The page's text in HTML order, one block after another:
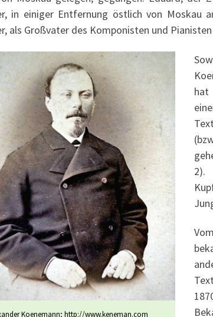
in einiger Entfernung östlich von Moskau
als Großvater des Komponisten und
Koenemann; http://www.keneman.com
2).